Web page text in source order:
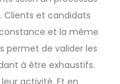
et candidats
et la même
permet de valider les
à être exhaustifs.
activité. Et en